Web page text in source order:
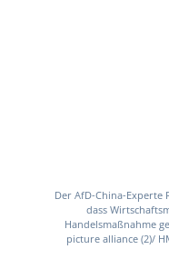
Der AfD-China-Experte
dass
Handelsmaßnahme
picture alliance (2)/